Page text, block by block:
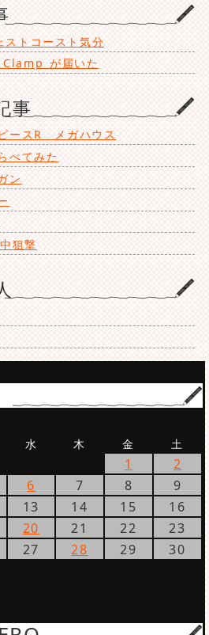
ストコースト気分
が届いた
事
ースR メガハウス
べてみた
ン
狙撃
水 木 金 土
1
2
6 7 8
9
13 14 15
16
20 21 22
23
27 28 29
30